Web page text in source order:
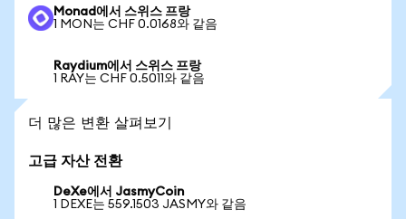
Monad에서 스위스 프랑
1 MON는 CHF 0.0168와 같음
Raydium에서 스위스 프랑
1 RAY는 CHF 0.5011와 같음
더 많은 변환 살펴보기
고급 자산 전환
DeXe에서 JasmyCoin
1 DEXE는 559.1503 JASMY와 같음